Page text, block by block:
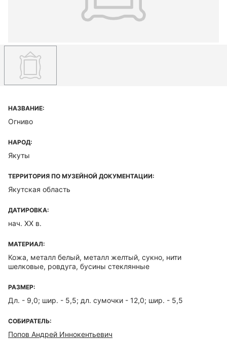
НАЗВАНИЕ:
Огниво
НАРОД:
Якуты
ТЕРРИТОРИЯ ПО МУЗЕЙНОЙ ДОКУМЕНТАЦИИ:
Якутская область
ДАТИРОВКА:
нач. XX в.
МАТЕРИАЛ:
Кожа, металл белый, металл желтый, сукно, нити
шелковые, ровдуга, бусины стеклянные
РАЗМЕР:
Дл. - 9,0; шир. - 5,5; дл. сумочки - 12,0; шир. - 5,5
СОБИРАТЕЛЬ:
Попов Андрей Иннокентьевич